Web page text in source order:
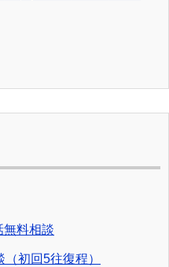
無料相談
初回5往復程）